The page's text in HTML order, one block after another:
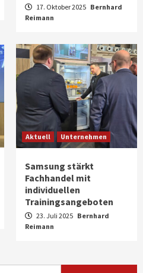
17. Oktober 2025 Bernhard
Reimann
Aktuell Unternehmen
Samsung stärkt
Fachhandel mit
individuellen
Trainingsangeboten
23. Juli 2025 Bernhard
Reimann